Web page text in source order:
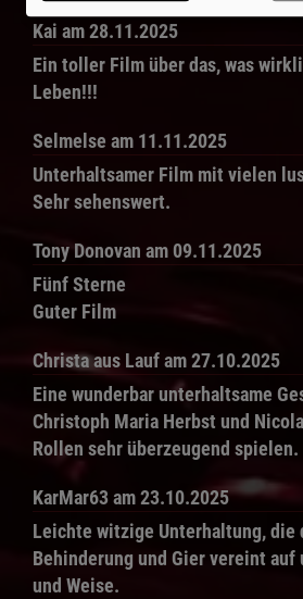
Kai am 28.11.2025
Ein toller Film über das, was
Leben!!!
Selmelse am 11.11.2025
Unterhaltsamer Film mit vielen
Sehr sehenswert.
Tony Donovan am 09.11.2025
Fünf Sterne
Guter Film
Christa aus Laufam 27.10.2025
Eine wunderbar unterhaltsame
Christoph Maria Herbst und
Rollen sehr überzeugend spielen.
KarMar63 am 23.10.2025
Leichte witzige Unterhaltung, die
Behinderung und Gier vereint
und Weise.